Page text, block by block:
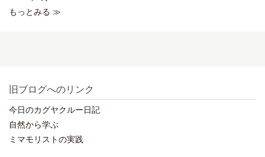
もっとみる ≫
旧ブログへのリンク
今日のカグヤクルー日記
自然から学ぶ
ミマモリストの実践